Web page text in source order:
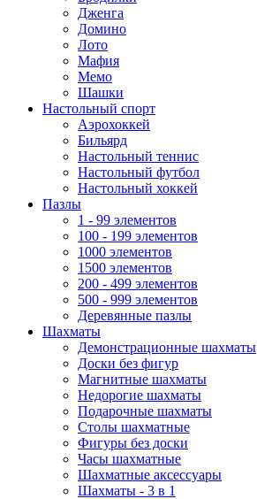
Дженга
Домино
Лото
Мафия
Мемо
Шашки
Настольный спорт
Аэрохоккей
Бильярд
Настольный теннис
Настольный футбол
Настольный хоккей
Пазлы
1 - 99 элементов
100 - 199 элементов
1000 элементов
1500 элементов
200 - 499 элементов
500 - 999 элементов
Деревянные пазлы
Шахматы
Демонстрационные шахматы
Доски без фигур
Магнитные шахматы
Недорогие шахматы
Подарочные шахматы
Столы шахматные
Фигуры без доски
Часы шахматные
Шахматные аксессуары
Шахматы - 3 в 1